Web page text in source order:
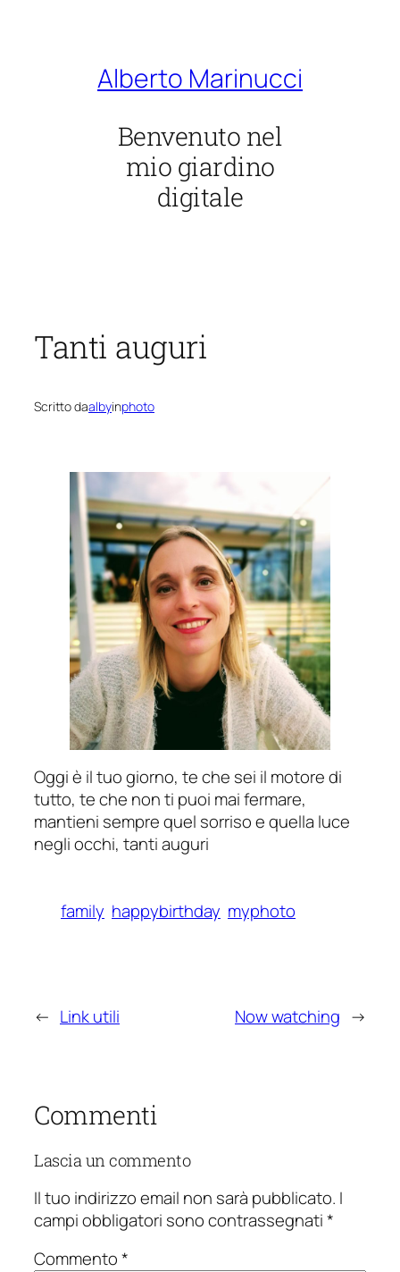
Alberto Marinucci
Benvenuto nel
mio giardino
digitale
Tanti auguri
Scritto daalbyinphoto
Oggi è il tuo giorno, te che sei il motore di
tutto, te che non ti puoi mai fermare,
mantieni sempre quel sorriso e quella luce
negli occhi, tanti auguri
family happybirthday myphoto
← Link utili Now watching →
Commenti
Lascia un commento
Il tuo indirizzo email non sarà pubblicato. I
campi obbligatori sono contrassegnati*
Commento*